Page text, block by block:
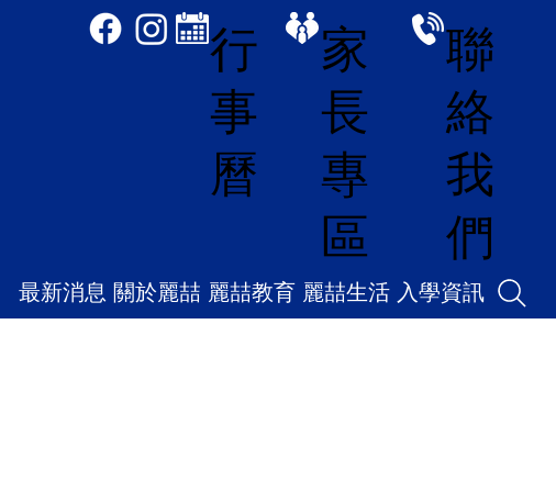
行
事
曆
家
長
專
區
聯
絡
我
們
最新消息 關於麗喆 麗喆教育 麗喆生活 入學資訊